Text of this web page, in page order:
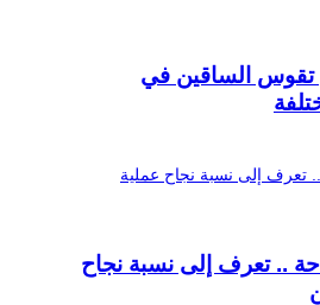
تقوس الساقين في
.. تعرف إلى نسبة نجاح